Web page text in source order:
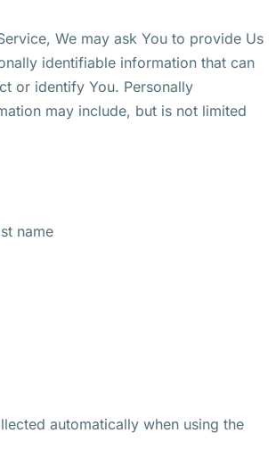
We may ask You to provide Us
identifiable information that can
or identify You. Personally
may include, but is not limited
name
automatically when using the